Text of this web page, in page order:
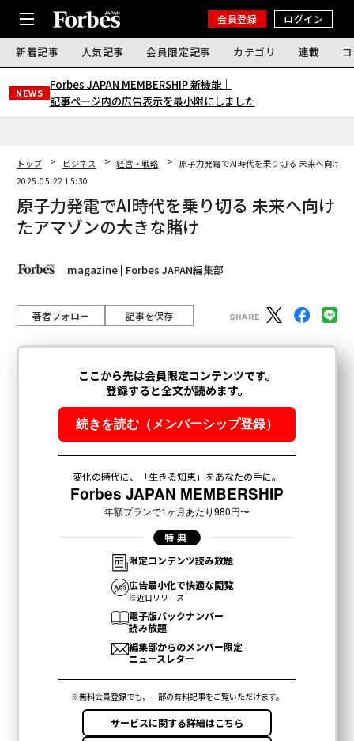
会員登録 ログイン
新着記事 人気記事 会員限定記事 カテゴリ 連載
NEWS
Forbes JAPAN MEMBERSHIP 新機能｜
記事ページ内の広告表示を最小限にしました
トップ ビジネス 経営・戦略
原子力発電でAI時代を乗り切る 未来へ向けた
2025.05.22 15:30
原子力発電でAI時代を乗り切る 未来へ向け
たアマゾンの大きな賭け
magazine | Forbes JAPAN編集部
著者フォロー 記事を保存